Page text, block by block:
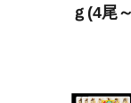
ｇ(4尾